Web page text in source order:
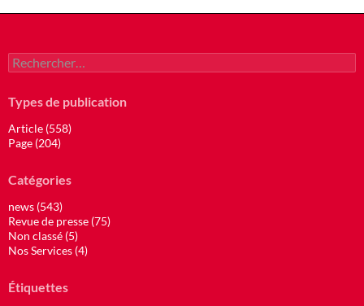
Rechercher :
Types de publication
Article (558)
Page (204)
Catégories
news (543)
Revue de presse (75)
Non classé (5)
Nos Services (4)
Étiquettes